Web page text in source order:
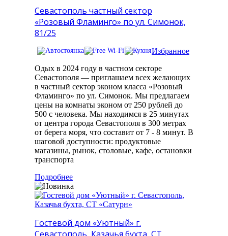
Севастополь частный сектор
«Розовый Фламинго» по ул. Симонок,
81/25
Избранное
Одых в 2024 году в частном секторе
Севастополя — приглашаем всех желающих
в частный сектор эконом класса «Розовый
Фламинго» по ул. Симонок. Мы предлагаем
цены на комнаты эконом от 250 рублей до
500 с человека. Мы находимся в 25 минутах
от центра города Севастополя в 300 метрах
от берега моря, что составит от 7 - 8 минут. В
шаговой доступности: продуктовые
магазины, рынок, столовые, кафе, остановки
транспорта
Подробнее
Гостевой дом «Уютный» г.